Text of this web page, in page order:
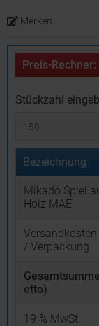
Merken
Preis-Rechner:
Stückzahl
Bezeichnung
Mikado Spiel
Holz MAE
Versandkosten
/ Verpackung
etto)
19 % MwSt.